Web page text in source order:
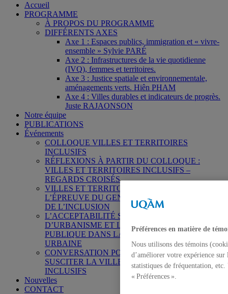
Accueil
PROGRAMME
À PROPOS DU PROGRAMME
DIFFÉRENTS AXES
Axe 1 : Espaces publics, immigration et « vivre-
ensemble » Sylvie PARÉ
Axe 2 : Infrastructures de la vie quotidienne
(IVQ), femmes et territoires.
Axe 3 : Justice spatiale et environnementale,
aménagements verts. Hiên PHAM
Axe 4 : Villes durables et indicateurs de progrès.
Juste RAJAONSON
Notre équipe
PUBLICATIONS
Événements
COLLOQUE VILLES ET TERRITOIRES
INCLUSIFS
RÉFLEXIONS À PARTIR DU COLLOQUE :
VILLES ET TERRITOIRES INCLUSIFS –
REGARDS CROISÉS
VILLES ET TERRITOIRES LOCAUX À
L’ÉPREUVE DU GENRE, DE LA DIVERSITÉ ET
DE L’INCLUSION
L’ACCEPTABILITÉ SOCIALE DES PROJETS
D’URBANISME ET LA PARTICIPATION
PUBLIQUE DANS LA PLANIFICATION
URBAINE
CONVERSATION POUR LA FABRIQUE :
SUSCITER LA VILLE ET LES TERRITOIRES
INCLUSIFS
Nouvelles
CONTACT
Préférences en matière de
Nous utilisons des témoins
d’améliorer votre expérience sur
statistiques de fréquentation,
« Préférences ».